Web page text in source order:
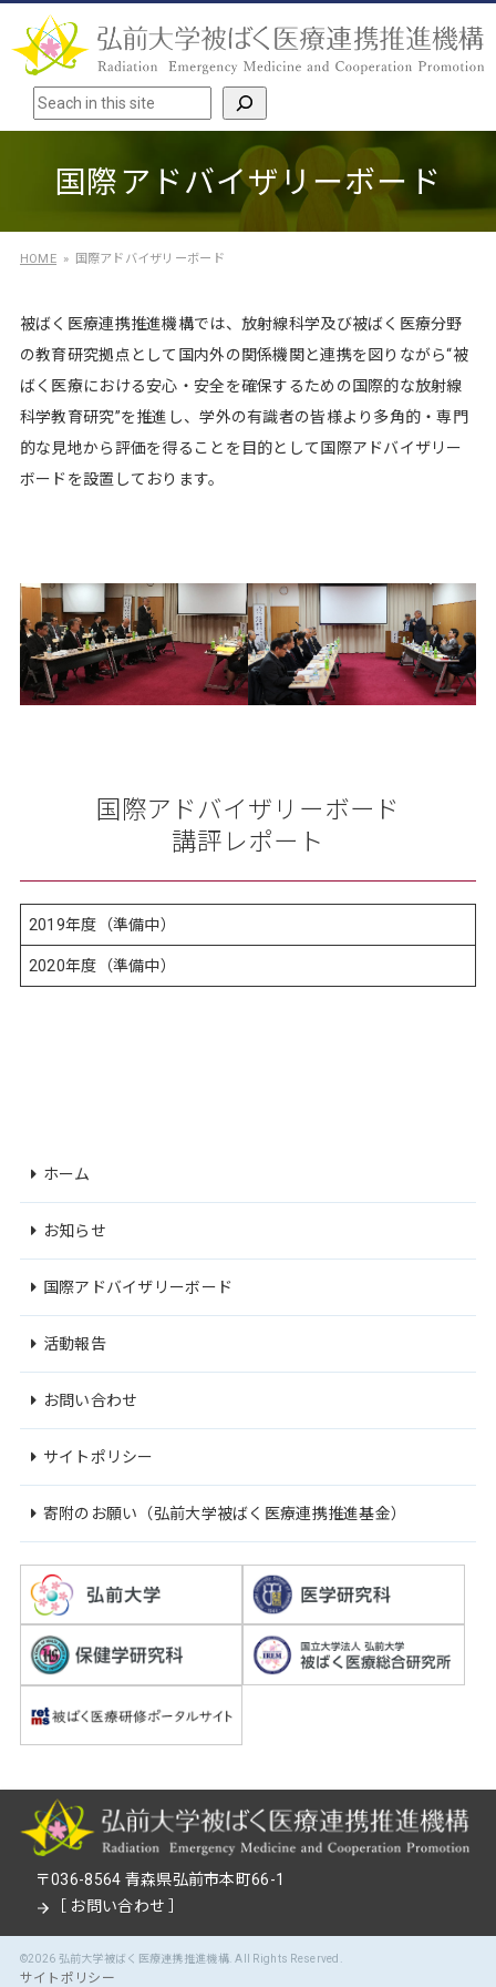
検索
国際アドバイザリーボード
HOME 国際アドバイザリーボード
被ばく医療連携推進機構では、放射線科学及び被ばく医療分野
の教育研究拠点として国内外の関係機関と連携を図りながら“被
ばく医療における安心・安全を確保するための国際的な放射線
科学教育研究”を推進し、学外の有識者の皆様より多角的・専門
的な見地から評価を得ることを目的として国際アドバイザリー
ボードを設置しております。
国際アドバイザリーボード
講評レポート
2019年度（準備中）
2020年度（準備中）
ホーム
お知らせ
国際アドバイザリーボード
活動報告
お問い合わせ
サイトポリシー
寄附のお願い（弘前大学被ばく医療連携推進基金）
〒036-8564 青森県弘前市本町66-1
お問い合わせ
©2026 弘前大学被ばく医療連携推進機構. All Rights Reserved.
サイトポリシー